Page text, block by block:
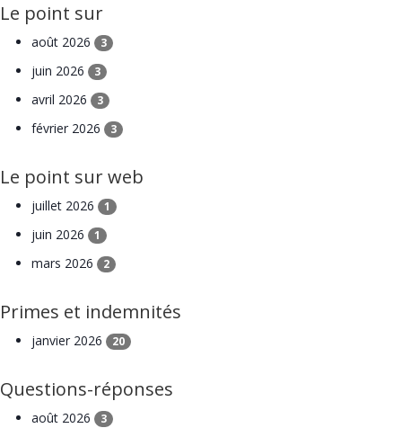
Le point sur
août 2026 3
juin 2026 3
avril 2026 3
février 2026 3
Le point sur web
juillet 2026 1
juin 2026 1
mars 2026 2
Primes et indemnités
janvier 2026 20
Questions-réponses
août 2026 3